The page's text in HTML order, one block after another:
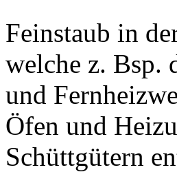
Feinstaub in
welche z. Bsp.
und
Öfen und
Schüttgütern